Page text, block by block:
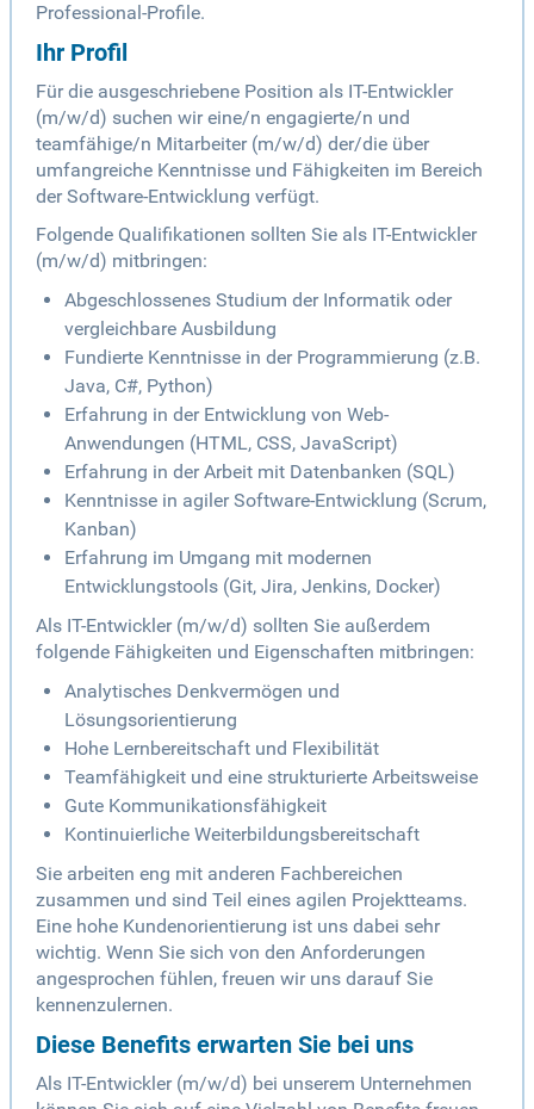
Professional-Profile.
Ihr Profil
Für die ausgeschriebene Position als IT-Entwickler
(m/w/d) suchen wir eine/n engagierte/n und
teamfähige/n Mitarbeiter (m/w/d) der/die über
umfangreiche Kenntnisse und Fähigkeiten im Bereich
der Software-Entwicklung verfügt.
Folgende Qualifikationen sollten Sie als IT-Entwickler
(m/w/d) mitbringen:
Abgeschlossenes Studium der Informatik oder
vergleichbare Ausbildung
Fundierte Kenntnisse in der Programmierung (z.B.
Java, C#, Python)
Erfahrung in der Entwicklung von Web-
Anwendungen (HTML, CSS, JavaScript)
Erfahrung in der Arbeit mit Datenbanken (SQL)
Kenntnisse in agiler Software-Entwicklung (Scrum,
Kanban)
Erfahrung im Umgang mit modernen
Entwicklungstools (Git, Jira, Jenkins, Docker)
Als IT-Entwickler (m/w/d) sollten Sie außerdem
folgende Fähigkeiten und Eigenschaften mitbringen:
Analytisches Denkvermögen und
Lösungsorientierung
Hohe Lernbereitschaft und Flexibilität
Teamfähigkeit und eine strukturierte Arbeitsweise
Gute Kommunikationsfähigkeit
Kontinuierliche Weiterbildungsbereitschaft
Sie arbeiten eng mit anderen Fachbereichen
zusammen und sind Teil eines agilen Projektteams.
Eine hohe Kundenorientierung ist uns dabei sehr
wichtig. Wenn Sie sich von den Anforderungen
angesprochen fühlen, freuen wir uns darauf Sie
kennenzulernen.
Diese Benefits erwarten Sie bei uns
Als IT-Entwickler (m/w/d) bei unserem Unternehmen